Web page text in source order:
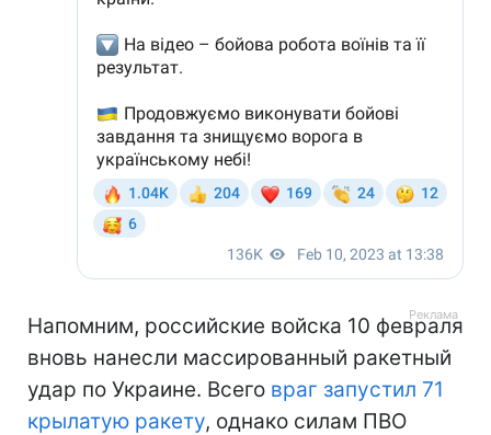
Напомним, российские войска 10 февраля
вновь нанесли массированный ракетный
удар по Украине. Всего враг запустил 71
крылатую ракету, однако силам ПВО